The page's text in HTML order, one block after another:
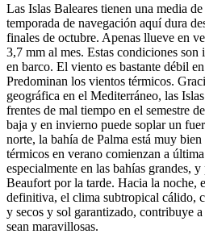
Las Islas Baleares tienen una media
temporada de navegación aquí dura
finales de octubre. Apenas llueve en
3,7 mm al mes. Estas condiciones son
en barco. El viento es bastante débil
Predominan los vientos térmicos.
geográfica en el Mediterráneo, las
frentes de mal tiempo en el semestre
baja y en invierno puede soplar un
norte, la bahía de Palma está muy
térmicos en verano comienzan a
especialmente en las bahías grandes,
Beaufort por la tarde. Hacia la noche,
definitiva, el clima subtropical cálido,
y secos y sol garantizado, contribuye
sean maravillosas.